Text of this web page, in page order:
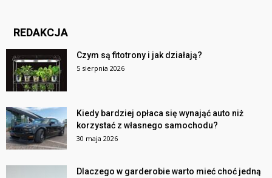
REDAKCJA
Czym są fitotrony i jak działają?
5 sierpnia 2026
Kiedy bardziej opłaca się wynająć auto niż
korzystać z własnego samochodu?
30 maja 2026
Dlaczego w garderobie warto mieć choć jedną